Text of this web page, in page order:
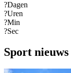
?Dagen
?Uren
?Min
?Sec
Sport nieuws